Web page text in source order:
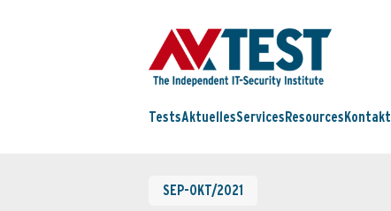
TestsAktuellesServices Resources Kontakt
SEP-OKT/2021